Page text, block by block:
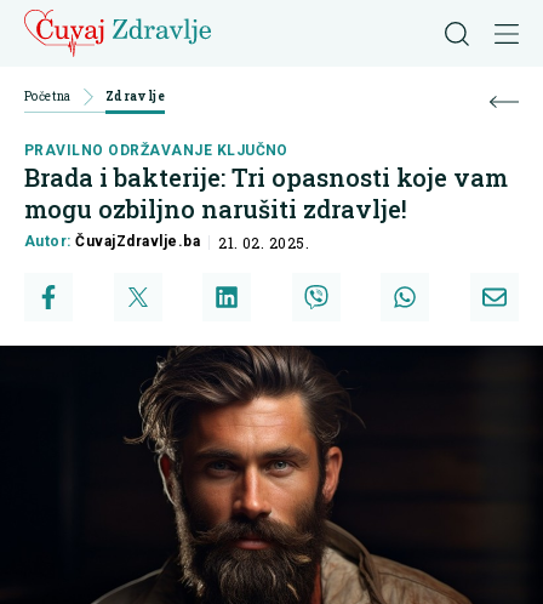
Početna Zdravlje
PRAVILNO ODRŽAVANJE KLJUČNO
Brada i bakterije: Tri opasnosti koje vam
mogu ozbiljno narušiti zdravlje!
Autor:ČuvajZdravlje.ba 21. 02. 2025.